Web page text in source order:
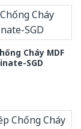
Cháy MDF
SGD